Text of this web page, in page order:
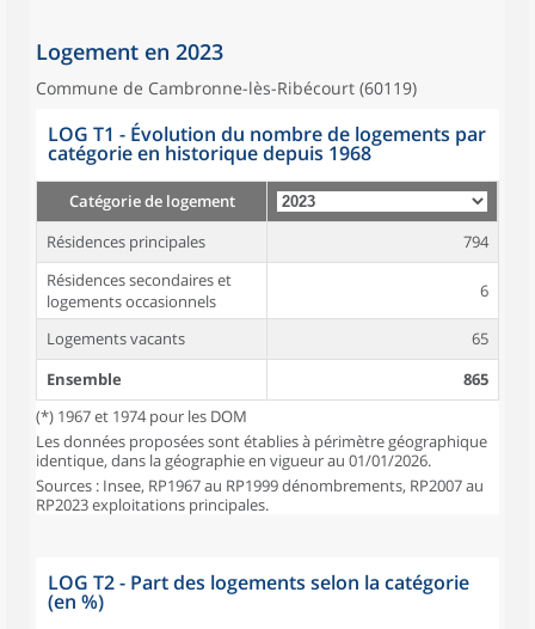
Logement en 2023
Commune de Cambronne-lès-Ribécourt (60119)
LOG T1 - Évolution du nombre de logements par
catégorie en historique depuis 1968
Catégorie de logement
Résidences principales
794
Résidences secondaires et
logements occasionnels
6
Logements vacants
65
Ensemble
865
(*) 1967 et 1974 pour les DOM
Les données proposées sont établies à périmètre géographique
identique, dans la géographie en vigueur au 01/01/2026.
Sources : Insee, RP1967 au RP1999 dénombrements, RP2007 au
RP2023 exploitations principales.
LOG T2 - Part des logements selon la catégorie
(en %)